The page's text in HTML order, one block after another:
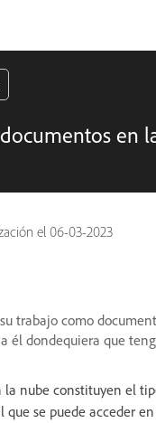
en
el 06-03-2023
trabajo como
él dondequiera que
la nube constituyen el
que se puede acceder